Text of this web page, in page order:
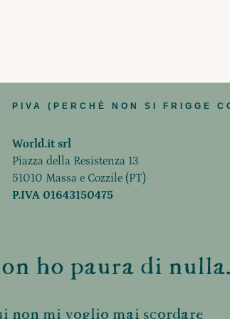
PIVA (PERCHÈ NON SI FRIGGE
World.it srl
Piazza della Resistenza 13
51010 Massa e Cozzile (PT)
P.IVA 01643150475
ho paura di
non mi voglio mai scordare